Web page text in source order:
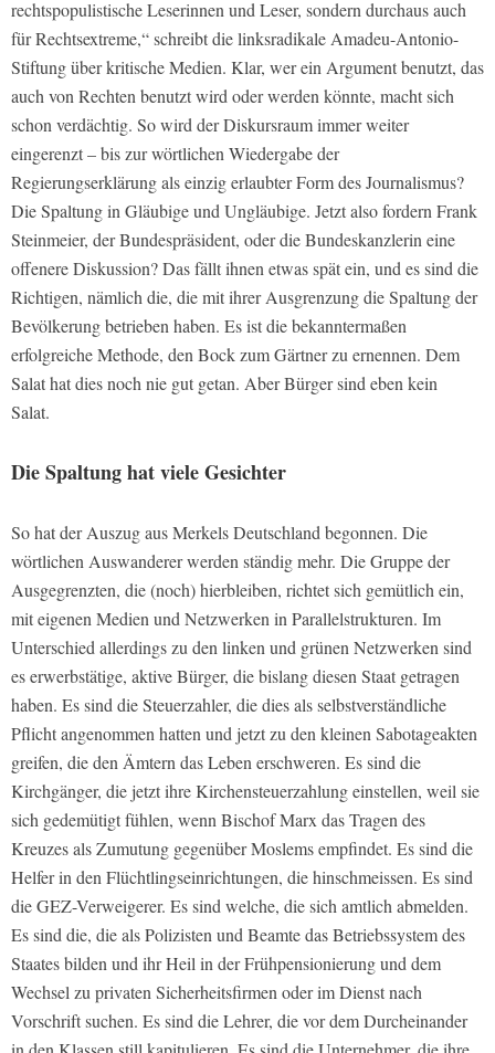
rechtspopulistische Leserinnen und Leser, sondern durchaus auch
für Rechtsextreme,“ schreibt die linksradikale Amadeu-Antonio-
Stiftung über kritische Medien. Klar, wer ein Argument benutzt, das
auch von Rechten benutzt wird oder werden könnte, macht sich
schon verdächtig. So wird der Diskursraum immer weiter
eingerenzt – bis zur wörtlichen Wiedergabe der
Regierungserklärung als einzig erlaubter Form des Journalismus?
Die Spaltung in Gläubige und Ungläubige. Jetzt also fordern Frank
Steinmeier, der Bundespräsident, oder die Bundeskanzlerin eine
offenere Diskussion? Das fällt ihnen etwas spät ein, und es sind die
Richtigen, nämlich die, die mit ihrer Ausgrenzung die Spaltung der
Bevölkerung betrieben haben. Es ist die bekanntermaßen
erfolgreiche Methode, den Bock zum Gärtner zu ernennen. Dem
Salat hat dies noch nie gut getan. Aber Bürger sind eben kein
Salat.
Die Spaltung hat viele Gesichter
So hat der Auszug aus Merkels Deutschland begonnen. Die
wörtlichen Auswanderer werden ständig mehr. Die Gruppe der
Ausgegrenzten, die (noch) hierbleiben, richtet sich gemütlich ein,
mit eigenen Medien und Netzwerken in Parallelstrukturen. Im
Unterschied allerdings zu den linken und grünen Netzwerken sind
es erwerbstätige, aktive Bürger, die bislang diesen Staat getragen
haben. Es sind die Steuerzahler, die dies als selbstverständliche
Pflicht angenommen hatten und jetzt zu den kleinen Sabotageakten
greifen, die den Ämtern das Leben erschweren. Es sind die
Kirchgänger, die jetzt ihre Kirchensteuerzahlung einstellen, weil sie
sich gedemütigt fühlen, wenn Bischof Marx das Tragen des
Kreuzes als Zumutung gegenüber Moslems empfindet. Es sind die
Helfer in den Flüchtlingseinrichtungen, die hinschmeissen. Es sind
die GEZ-Verweigerer. Es sind welche, die sich amtlich abmelden.
Es sind die, die als Polizisten und Beamte das Betriebssystem des
Staates bilden und ihr Heil in der Frühpensionierung und dem
Wechsel zu privaten Sicherheitsfirmen oder im Dienst nach
Vorschrift suchen. Es sind die Lehrer, die vor dem Durcheinander